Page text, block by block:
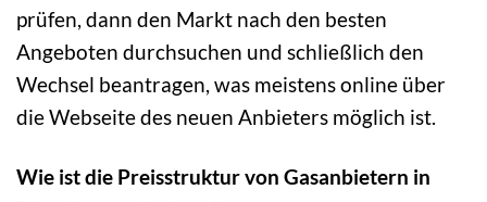
prüfen, dann den Markt nach den besten
Angeboten durchsuchen und schließlich den
Wechsel beantragen, was meistens online über
die Webseite des neuen Anbieters möglich ist.
Wie ist die Preisstruktur von Gasanbietern in